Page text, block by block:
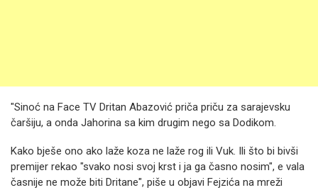
"Sinoć na Face TV Dritan Abazović priča priču za sarajevsku
čaršiju, a onda Jahorina sa kim drugim nego sa Dodikom.
Kako bješe ono ako laže koza ne laže rog ili Vuk. Ili što bi bivši
premijer rekao "svako nosi svoj krst i ja ga časno nosim", e vala
časnije ne može biti Dritane", piše u objavi Fejzića na mreži